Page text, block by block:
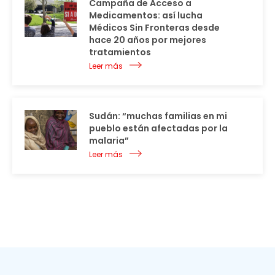
Campaña de Acceso a
Medicamentos: así lucha
Médicos Sin Fronteras desde
hace 20 años por mejores
tratamientos
Leer más
Sudán: “muchas familias en mi
pueblo están afectadas por la
malaria”
Leer más